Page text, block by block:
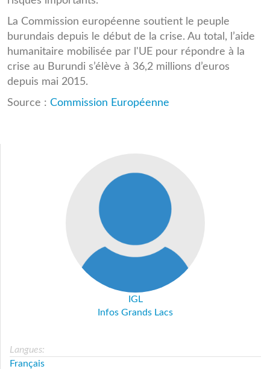
La Commission européenne soutient le peuple
burundais depuis le début de la crise. Au total, l’aide
humanitaire mobilisée par l'UE pour répondre à la
crise au Burundi s’élève à 36,2 millions d’euros
depuis mai 2015.
Source : Commission Européenne
IGL
Infos Grands Lacs
Langues:
Français